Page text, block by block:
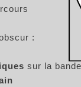
:
sur la